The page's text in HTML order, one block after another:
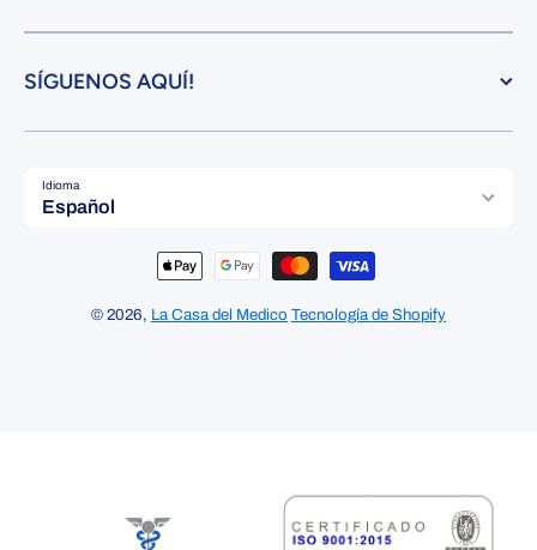
SÍGUENOS AQUÍ!
Idioma
Español
Formas de pago
© 2026, La Casa del Medico Tecnología de Shopify